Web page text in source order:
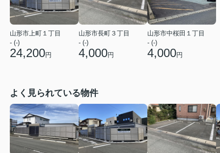
山形市上町１丁目
- (-)
24,200円
山形市長町３丁目
- (-)
4,000円
山形市中桜田１丁目
- (-)
4,000円
よく見られている物件